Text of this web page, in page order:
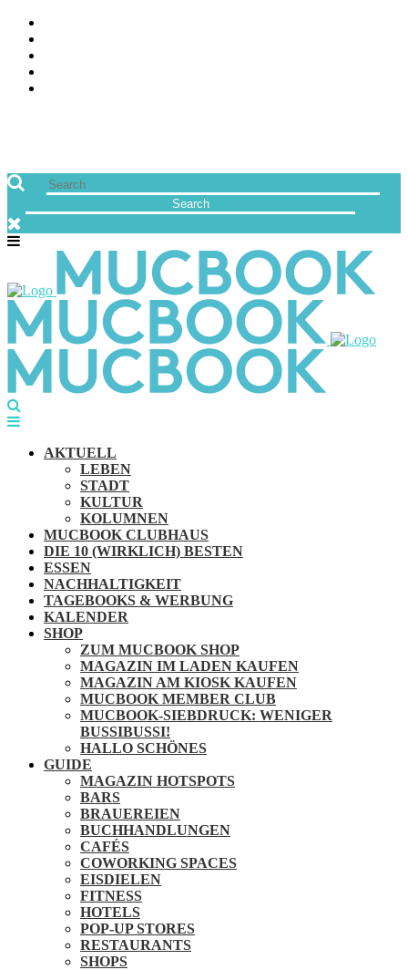
AKTUELL
LEBEN
STADT
KULTUR
KOLUMNEN
MUCBOOK CLUBHAUS
DIE 10 (WIRKLICH) BESTEN
ESSEN
NACHHALTIGKEIT
TAGEBOOKS & WERBUNG
KALENDER
SHOP
ZUM MUCBOOK SHOP
MAGAZIN IM LADEN KAUFEN
MAGAZIN AM KIOSK KAUFEN
MUCBOOK MEMBER CLUB
MUCBOOK-SIEBDRUCK: WENIGER
BUSSIBUSSI!
HALLO SCHÖNES
GUIDE
MAGAZIN HOTSPOTS
BARS
BRAUEREIEN
BUCHHANDLUNGEN
CAFÉS
COWORKING SPACES
EISDIELEN
FITNESS
HOTELS
POP-UP STORES
RESTAURANTS
SHOPS